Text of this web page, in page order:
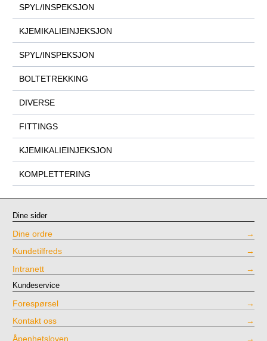
SPYL/INSPEKSJON
KJEMIKALIEINJEKSJON
SPYL/INSPEKSJON
BOLTETREKKING
DIVERSE
FITTINGS
KJEMIKALIEINJEKSJON
KOMPLETTERING
Dine sider
Dine ordre
Kundetilfreds
Intranett
Kundeservice
Forespørsel
Kontakt oss
Åpenhetsloven